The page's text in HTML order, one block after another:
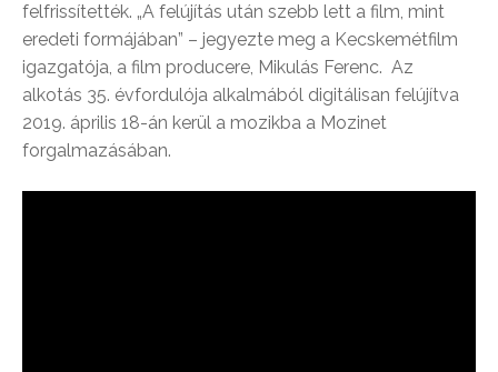
felfrissítették. „A felújítás után szebb lett a film, mint
eredeti formájában” – jegyezte meg a Kecskemétfilm
igazgatója, a film producere, Mikulás Ferenc. Az
alkotás 35. évfordulója alkalmából digitálisan felújítva
2019. április 18-án kerül a mozikba a Mozinet
forgalmazásában.